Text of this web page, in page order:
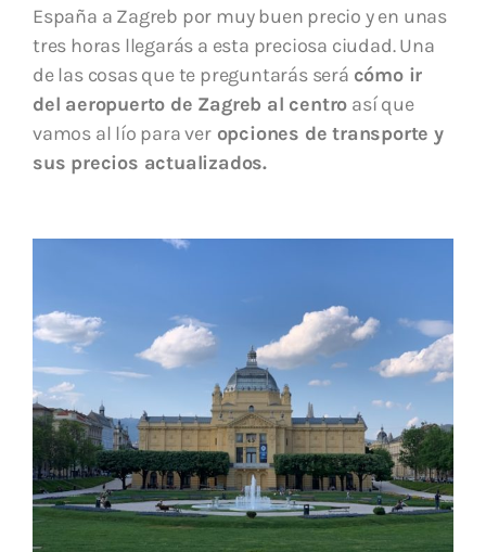
España a Zagreb por muy buen precio y en unas
tres horas llegarás a esta preciosa ciudad. Una
de las cosas que te preguntarás será cómo ir
del aeropuerto de Zagreb al centro así que
vamos al lío para veropciones de transporte y
sus precios actualizados.